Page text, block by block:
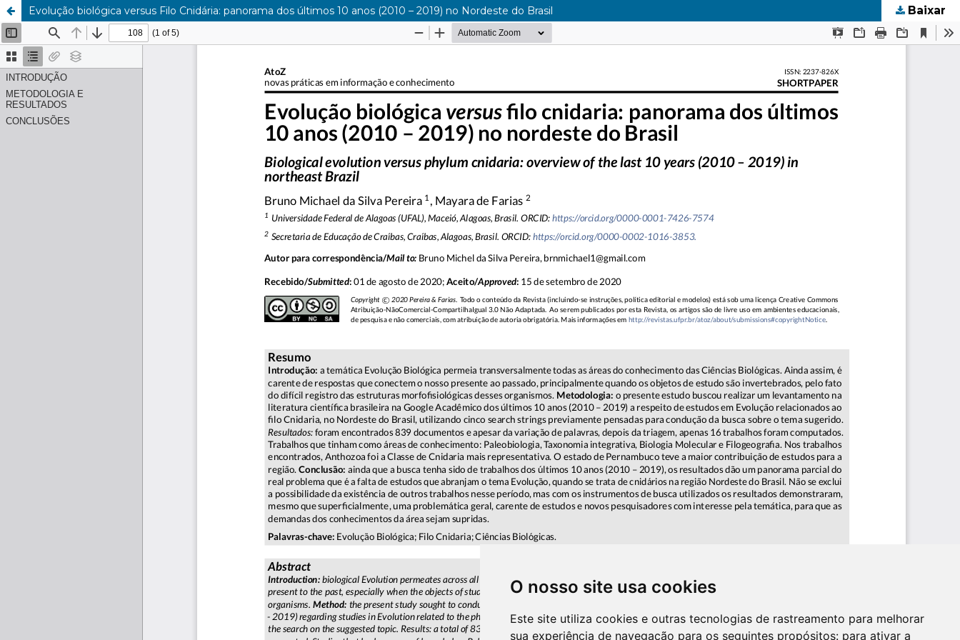
O nosso site usa cookies
Este site utiliza cookies e outras tecnologias de rastreamento para melhorar
sua experiência de navegação para os seguintes propósitos: para ativar a
Evolução biológica versus Filo Cnidária: panorama dos últimos 10 anos (2010 – 2019) no Nordeste do Brasil Baixar